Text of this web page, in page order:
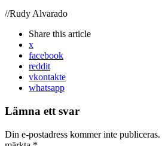
//Rudy Alvarado
Share this article
x
facebook
reddit
vkontakte
whatsapp
Lämna ett svar
Din e-postadress kommer inte publiceras.